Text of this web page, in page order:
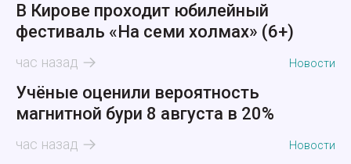
В Кирове проходит юбилейный
фестиваль «На семи холмах» (6+)
час назад Новости
Учёные оценили вероятность
магнитной бури 8 августа в 20%
час назад Новости